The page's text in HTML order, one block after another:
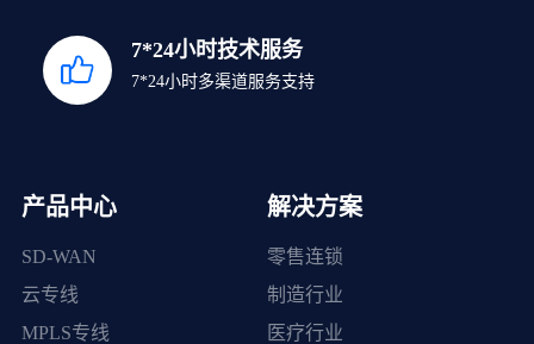
7*24小时技术服务
7*24小时多渠道服务支持
产品中心
SD-WAN
云专线
MPLS专线
解决方案
零售连锁
制造行业
医疗行业